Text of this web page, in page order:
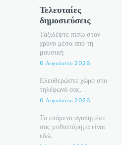
Τελευταίες
δημοσιεύσεις
Ταξιδέψτε πίσω στον
χρόνο μέσα από τη
μουσική
6 Αυγούστου 2026
Ελευθερώστε χώρο στο
τηλέφωνό σας.
6 Αυγούστου 2026
Το επόμενο αγαπημένο
σας μυθιστόρημα είναι
εδώ.